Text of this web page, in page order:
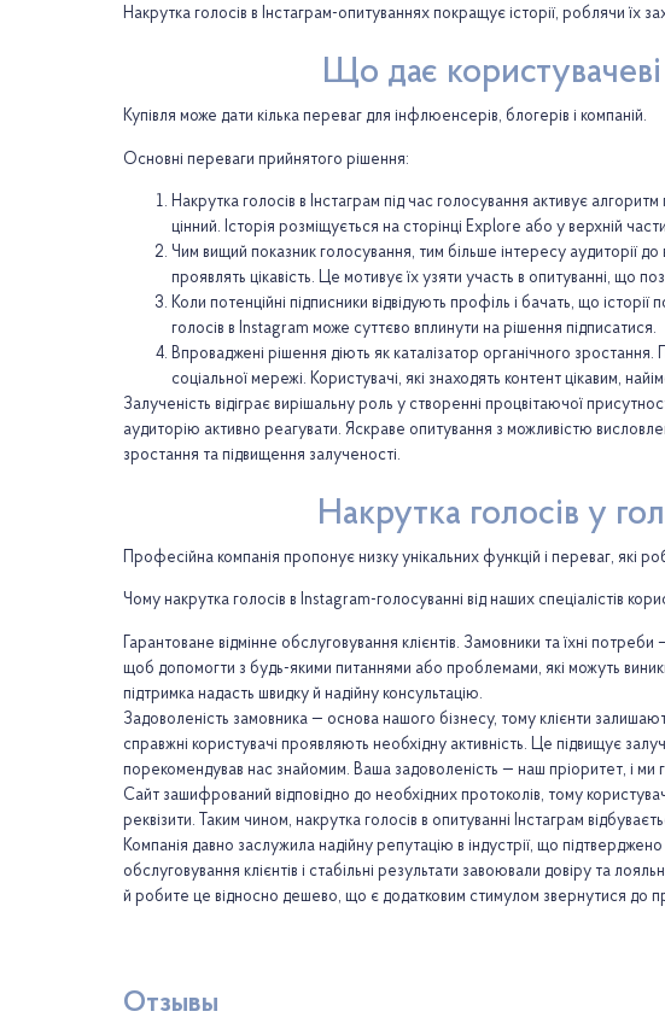
Накрутка голосів в Інстаграм-опитуваннях покращує історії, роблячи їх
Що дає користувачеві
Купівля може дати кілька переваг для інфлюенсерів, блогерів і компаній.
Основні переваги прийнятого рішення:
Накрутка голосів в Інстаграм під час голосування активує
цінний. Історія розміщується на сторінці Explore або у верхній
Чим вищий показник голосування, тим більше інтересу аудиторії до
проявлять цікавість. Це мотивує їх узяти участь в опитуванні, що
Коли потенційні підписники відвідують профіль і бачать, що
голосів в Instagram може суттєво вплинути на рішення підписатися.
Впроваджені рішення діють як каталізатор органічного
соціальної мережі. Користувачі, які знаходять контент цікавим,
Залученість відіграє вирішальну роль у створенні процвітаючої
аудиторію активно реагувати. Яскраве опитування з можливістю
зростання та підвищення залученості.
Накрутка голосів у
Професійна компанія пропонує низку унікальних функцій і переваг, які
Чому накрутка голосів в Instagram-голосуванні від наших спеціалістів
Гарантоване відмінне обслуговування клієнтів. Замовники та їхні
щоб допомогти з будь-якими питаннями або проблемами, які можуть
підтримка надасть швидку й надійну консультацію.
Задоволеність замовника — основа нашого бізнесу, тому клієнти
справжні користувачі проявляють необхідну активність. Це підвищує
порекомендував нас знайомим. Ваша задоволеність — наш пріоритет, і ми
Сайт зашифрований відповідно до необхідних протоколів, тому
реквізити. Таким чином, накрутка голосів в опитуванні Інстаграм
Компанія давно заслужила надійну репутацію в індустрії, що підтверджено
обслуговування клієнтів і стабільні результати завоювали довіру та
й робите це відносно дешево, що є додатковим стимулом звернутися до
Отзывы